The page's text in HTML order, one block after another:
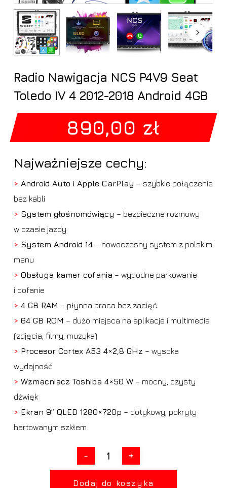
Radio Nawigacja NCS P4V9 Seat
Toledo IV 4 2012-2018 Android 4GB
890,00 zł
Najważniejsze cechy:
> Android Auto i Apple CarPlay – szybkie połączenie
bez kabli
> System głośnomówiący – bezpieczne rozmowy
w czasie jazdy
> System Android 14– nowoczesny system z polskim
menu
> Obsługa kamer cofania – wygodne parkowanie
i cofanie
> 4 GB RAM – płynna praca bez zacięć
> 64 GB ROM – dużo miejsca na aplikacje i multimedia
(zdjęcia, filmy, muzyka)
> Procesor Cortex A53 4×2,8 GHz – wysoka
wydajność
> Wzmacniacz Toshiba 4×50 W– mocny, czysty
dźwięk
> Ekran 9” QLED 1280×720p – dotykowy, pokryty
hartowanym szkłem
Dodaj do koszyka